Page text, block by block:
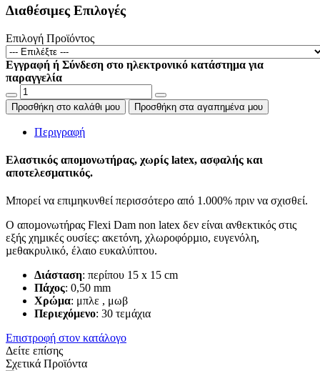
Διαθέσιμες Επιλογές
Επιλογή Προϊόντος
Εγγραφή ή Σύνδεση στο ηλεκτρονικό κατάστημα για
παραγγελία
Προσθήκη στο καλάθι μου Προσθήκη στα αγαπημένα μου
Περιγραφή
Ελαστικός αποµονωτήρας, χωρίς latex, ασφαλής και
αποτελεσµατικός.
Μπορεί να επιµηκυνθεί περισσότερο από 1.000% πριν να σχισθεί.
Ο αποµονωτήρας Flexi Dam non latex δεν είναι ανθεκτικός στις
εξής χηµικές ουσίες: ακετόνη, χλωροφόρµιο, ευγενόλη,
µεθακρυλικό, έλαιο ευκαλύπτου.
Διάσταση: περίπου 15 x 15 cm
Πάχος: 0,50 mm
Χρώμα: μπλε , μωβ
Περιεχόμενο: 30 τεμάχια
Επιστροφή στον κατάλογο
Δείτε επίσης
Σχετικά Προϊόντα